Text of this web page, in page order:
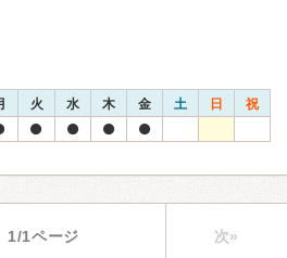
火 水 木 金 土 日 祝
1/1ページ 次»